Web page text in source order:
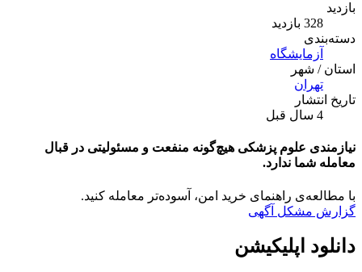
بازدید
328 بازدید
دسته‌بندی
آزمایشگاه
استان / شهر
تهران
تاریخ انتشار
4 سال قبل
نیازمندی علوم پزشکی هیچ‌گونه منفعت و مسئولیتی در قبال
معامله شما ندارد.
با مطالعه‌ی راهنمای خرید امن، آسوده‌تر معامله کنید.
گزارش مشکل آگهی
دانلود اپلیکیشن